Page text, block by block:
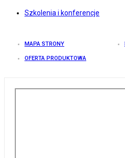
Szkolenia i konferencje
MAPA STRONY
OFERTA PRODUKTOWA